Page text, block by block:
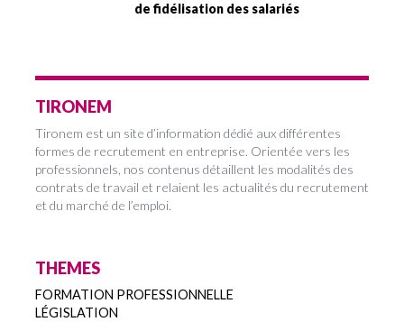
de fidélisation des salariés
TIRONEM
Tironem est un site d’information dédié aux différentes
formes de recrutement en entreprise. Orientée vers les
professionnels, nos contenus détaillent les modalités des
contrats de travail et relaient les actualités du recrutement
et du marché de l’emploi.
THEMES
FORMATION PROFESSIONNELLE
LÉGISLATION